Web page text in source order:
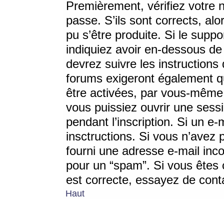
Premièrement, vérifiez votre
passe. S’ils sont corrects,
pu s’être produite. Si le
indiquiez avoir en-dessous
devrez suivre les
forums exigeront également
être activées, par vous-
vous puissiez ouvrir une
pendant l’inscription. Si un
insctructions. Si vous n’avez
fourni une adresse e-mail
pour un “spam”. Si vous
est correcte, essayez de
Haut